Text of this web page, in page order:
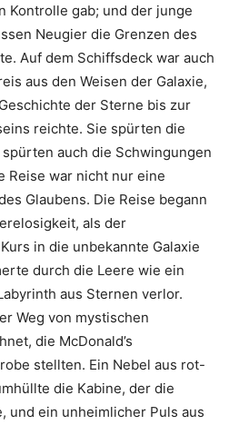
Kontrolle gab; und der junge
Neugier die Grenzen des
Auf dem Schiffsdeck war auch
aus den Weisen der Galaxie,
der Sterne bis zur
reichte. Sie spürten die
auch die Schwingungen
Reise war nicht nur eine
Glaubens. Die Reise begann
als der
in die unbekannte Galaxie
durch die Leere wie ein
aus Sternen verlor.
Weg von mystischen
die McDonald’s
stellten. Ein Nebel aus rot-
die Kabine, der die
und ein unheimlicher Puls aus